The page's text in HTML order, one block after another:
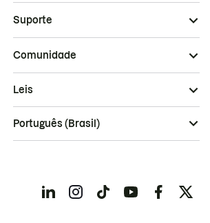
Suporte
Comunidade
Leis
Português (Brasil)